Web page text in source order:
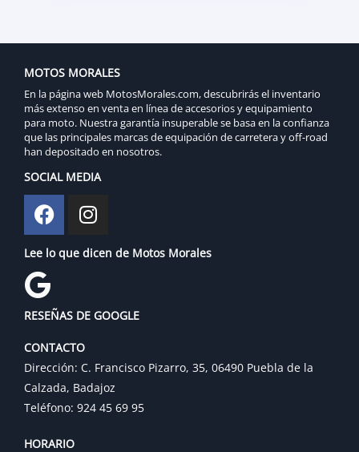
MOTOS MORALES
En la página web MotosMorales.com, descubrirás el inventario
más extenso en venta en línea de accesorios y equipamiento
para moto. Nuestra garantía insuperable se basa en la confianza
que las principales marcas de equipación de carretera y off-road
han depositado en nosotros.
SOCIAL MEDIA
Lee lo que dicen de Motos Morales
RESEÑAS DE GOOGLE
CONTACTO
Dirección: C. Francisco Pizarro, 35, 06490 Puebla de la
Calzada, Badajoz
Teléfono: 924 45 69 95
HORARIO